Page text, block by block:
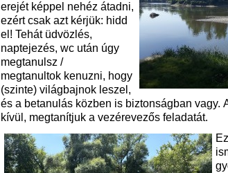
erejét képpel nehéz átadni,
ezért csak azt kérjük: hidd
el! Tehát üdvözlés,
naptejezés, wc után úgy
megtanulsz /
megtanultok kenuzni, hogy
(szinte) világbajnok leszel,
és a betanulás közben is biztonságban vagy.
kívül, megtanítjuk a vezérevezős feladatát. ​